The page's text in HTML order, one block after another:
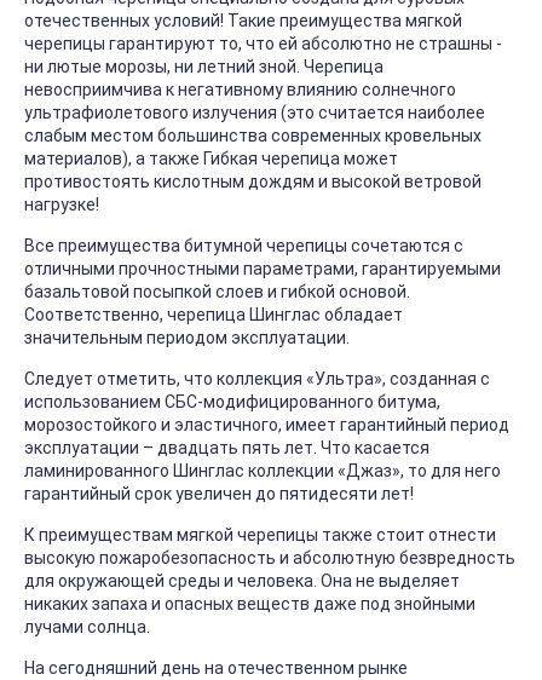
отечественных условий! Такие преимущества мягкой
черепицы гарантируют то, что ей абсолютно не страшны -
ни лютые морозы, ни летний зной. Черепица
невосприимчива к негативному влиянию солнечного
ультрафиолетового излучения (это считается наиболее
слабым местом большинства современных кровельных
материалов), а также Гибкая черепица может
противостоять кислотным дождям и высокой ветровой
нагрузке!
Все преимущества битумной черепицы сочетаются с
отличными прочностными параметрами, гарантируемыми
базальтовой посыпкой слоев и гибкой основой.
Соответственно, черепица Шинглас обладает
значительным периодом эксплуатации.
Следует отметить, что коллекция «Ультра», созданная с
использованием СБС-модифицированного битума,
морозостойкого и эластичного, имеет гарантийный период
эксплуатации – двадцать пять лет. Что касается
ламинированного Шинглас коллекции «Джаз», то для него
гарантийный срок увеличен до пятидесяти лет!
К преимуществам мягкой черепицы также стоит отнести
высокую пожаробезопасность и абсолютную безвредность
для окружающей среды и человека. Она не выделяет
никаких запаха и опасных веществ даже под знойными
лучами солнца.
На сегодняшний день на отечественном рынке